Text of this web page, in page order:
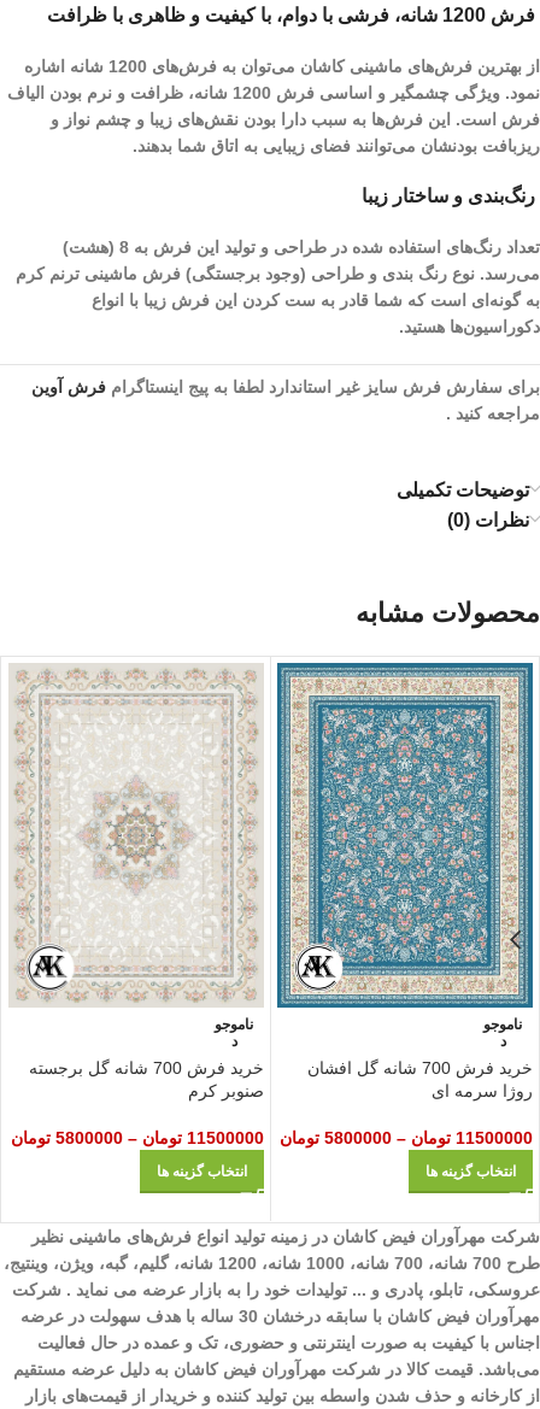
فرش 1200 شانه، فرشی با دوام، با کیفیت و ظاهری با ظرافت
از بهترین فرش‌های ماشینی کاشان می‌توان به فرش‌های 1200 شانه اشاره
نمود. ویژگی چشمگیر و اساسی فرش 1200 شانه، ظرافت و نرم بودن الیاف
فرش است. این فرش‌ها به سبب دارا بودن نقش‌های زیبا و چشم نواز و
ریز‌بافت بودنشان می‌توانند فضای زیبایی به اتاق شما بدهند.
رنگ‌بندی و ساختار زیبا
تعداد رنگ‌های استفاده شده در طراحی و تولید این فرش به 8 (هشت)
می‌رسد. نوع رنگ بندی و طراحی (وجود برجستگی) فرش ماشینی ترنم کرم
به گونه‌ای است که شما قادر به ست کردن این فرش زیبا با انواع
دکوراسیون‌ها هستید.
برای سفارش فرش سایز غیر استاندارد لطفا به پیج اینستاگرام فرش آوین
مراجعه کنید .
توضیحات تکمیلی
نظرات (0)
محصولات مشابه
ناموجو
د
خرید فرش 700 شانه گل‌ افشان
روژا سرمه ای
11500000 تومان –
5800000 تومان
انتخاب گزینه ها
ناموجو
د
خرید فرش 700 شانه گل‌ برجسته
صنوبر کرم
11500000 تومان –
5800000 تومان
انتخاب گزینه ها
شرکت مهرآوران فیض کاشان در زمینه تولید انواع فرش‌های ماشینی نظیر
طرح 700 شانه، 700 شانه، 1000 شانه، 1200 شانه، گلیم، گبه، ویژن، وینتیج،
عروسکی، تابلو، پادری و ... تولیدات خود را به بازار عرضه می نماید . شرکت
مهرآوران فیض کاشان با سابقه درخشان 30 ساله با هدف سهولت در عرضه
اجناس با کیفیت به صورت اینترنتی و حضوری، تک و عمده در حال فعالیت
می‌باشد. قیمت کالا در شرکت مهرآوران فیض کاشان به دلیل عرضه مستقیم
از کارخانه و حذف شدن واسطه بین تولید کننده و خریدار از قیمت‌های بازار